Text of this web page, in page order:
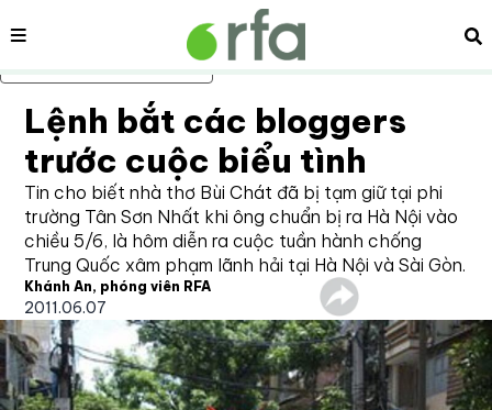
Bỏ qua nội dung chính
Nội dung
Lệnh bắt các bloggers
trước cuộc biểu tình
Tin cho biết nhà thơ Bùi Chát đã bị tạm giữ tại phi
trường Tân Sơn Nhất khi ông chuẩn bị ra Hà Nội vào
chiều 5/6, là hôm diễn ra cuộc tuần hành chống
Trung Quốc xâm phạm lãnh hải tại Hà Nội và Sài Gòn.
Khánh An, phóng viên RFA
2011.06.07